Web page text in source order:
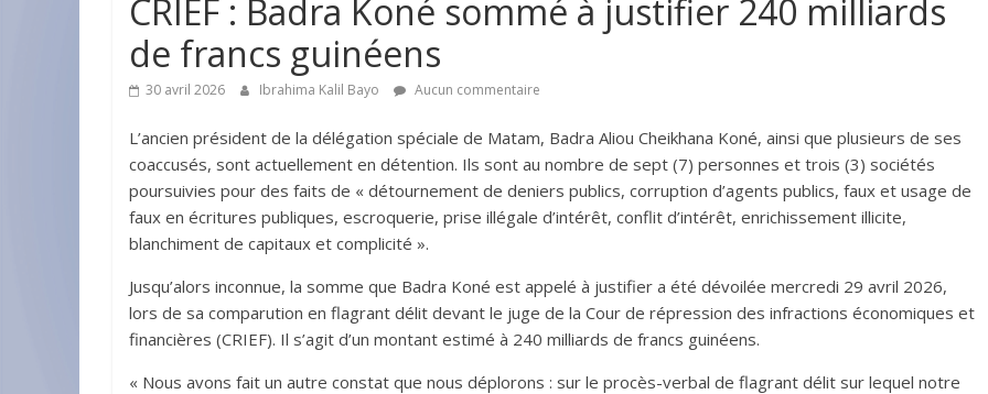
CRIEF : Badra Koné sommé à justifier 240 milliards
de francs guinéens
30 avril 2026 Ibrahima Kalil Bayo Aucun commentaire
L’ancien président de la délégation spéciale de Matam, Badra Aliou Cheikhana Koné, ainsi que plusieurs de ses
coaccusés, sont actuellement en détention. Ils sont au nombre de sept (7) personnes et trois (3) sociétés
poursuivies pour des faits de « détournement de deniers publics, corruption d’agents publics, faux et usage de
faux en écritures publiques, escroquerie, prise illégale d’intérêt, conflit d’intérêt, enrichissement illicite,
blanchiment de capitaux et complicité ».
Jusqu’alors inconnue, la somme que Badra Koné est appelé à justifier a été dévoilée mercredi 29 avril 2026,
lors de sa comparution en flagrant délit devant le juge de la Cour de répression des infractions économiques et
financières (CRIEF). Il s’agit d’un montant estimé à 240 milliards de francs guinéens.
« Nous avons fait un autre constat que nous déplorons : sur le procès-verbal de flagrant délit sur lequel notre